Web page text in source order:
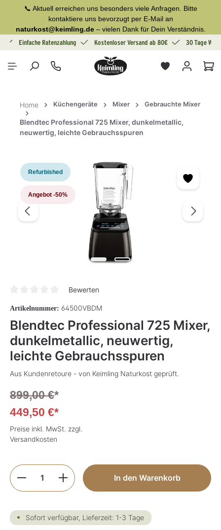
springen
📞 Aktuell erreichen uns besonders viele Anfragen. Bitte
kontaktiere uns bevorzugt per E-Mail an
naturkost@keimling.de– vielen Dank für Dein Verständnis.
Einfache Ratenzahlung Kostenloser Versand ab 80€ 30 Tage
Home Küchengeräte Mixer Gebrauchte Mixer
Blendtec Professional 725 Mixer, dunkelmetallic,
neuwertig, leichte Gebrauchsspuren
Refurbished
Angebot -50%
Bewerten
Artikelnummer: 64500VBDM
Blendtec Professional 725 Mixer,
dunkelmetallic, neuwertig,
leichte Gebrauchsspuren
Aus Kundenretoure - von Keimling Naturkost geprüft.
899,00 €*
449,50 €*
Preise inkl. MwSt. zzgl.
Versandkosten
Produkt Anzahl: Gib den gewünschten
In den Warenkorb
Sofort verfügbar, Lieferzeit: 1-3 Tage